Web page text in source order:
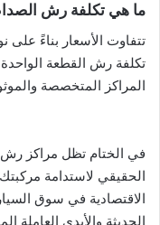
ما هي تكلفة رش
تتفاوت الأسعار بناءً على
المراكز المتخصصة
في الختام تظل مراكز
الحقيقي لاستدامة
الاقتصادية في سوق
الحديثة والأيدي العاملة